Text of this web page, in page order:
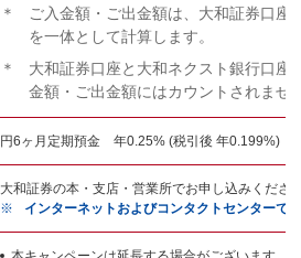
＊
ご入金額・ご出金額は、大和証券口座
を一体として計算します。
＊
大和証券口座と大和ネクスト銀行口座
金額・ご出金額にはカウントされませ
円6ヶ月定期預金 年0.25% (税引後 年0.199%)
大和証券の本・支店・営業所でお申し込みくださ
※
インターネットおよびコンタクトセンターで